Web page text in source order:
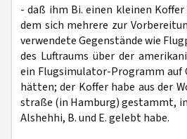
- daß ihm Bi. einen kleinen
dem sich mehrere zur
verwendete Gegenstände wie
des Luftraums über der
ein Flugsimulator-Programm auf
hätten; der Koffer habe aus der
straße (in Hamburg) gestammt,
Alshehhi, B. und E. gelebt habe.